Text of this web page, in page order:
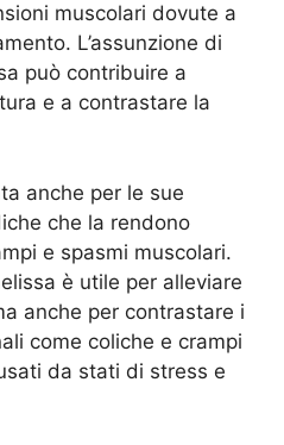
muscolari dovute a
L’assunzione di
può contribuire a
e a contrastare la
anche per le sue
che la rendono
e spasmi muscolari.
è utile per alleviare
anche per contrastare i
come coliche e crampi
da stati di stress e